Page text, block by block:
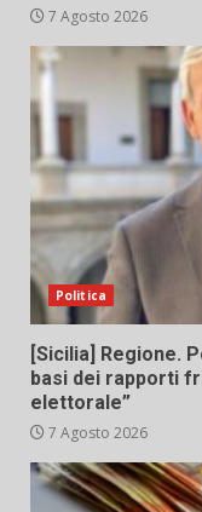
7 Agosto 2026
Politica
[Sicilia] Regione.
basi dei rapporti
elettorale”
7 Agosto 2026